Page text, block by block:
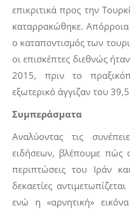
επικριτικά προς την
καταρρακώθηκε.
ο καταποντισμός των
οι επισκέπτες διεθνώς
2015, πριν το
εξωτερικό άγγιζαν του
Συμπεράσματα
Αναλύοντας τις
ειδήσεων, βλέπουμε πώς
περιπτώσεις του Ιράν
δεκαετίες
ενώ η «αρνητική»